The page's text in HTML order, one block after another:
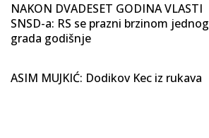
NAKON DVADESET GODINA VLASTI
SNSD-a: RS se prazni brzinom jednog
grada godišnje
ASIM MUJKIĆ: Dodikov Kec iz rukava